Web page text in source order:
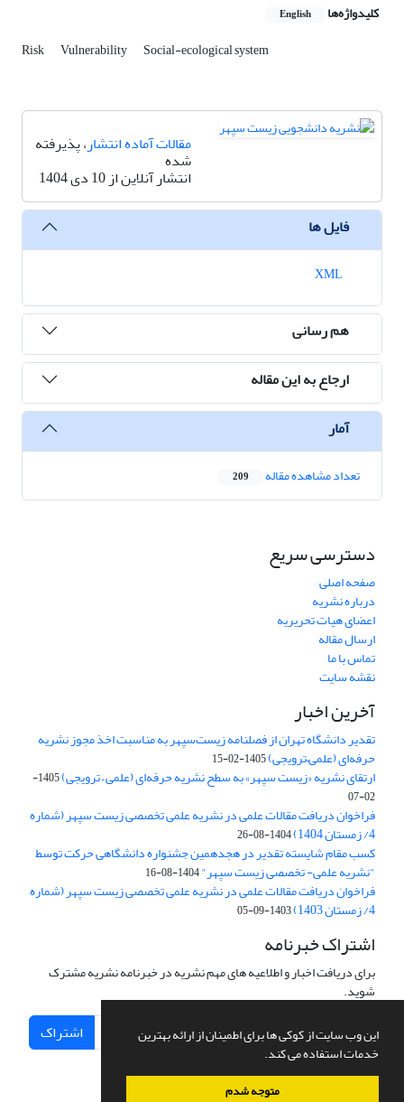
این وب سایت از کوکی ها برای اطمینان از ارائه بهترین
خدمات استفاده می کند.
متوجه شدم
کلیدواژه‌ها English
Risk Vulnerability Social-ecological system
مقالات آماده انتشار، پذیرفته
شده
انتشار آنلاین از 10 دی 1404
فایل ها
هم رسانی
ارجاع به این مقاله
آمار
تعداد مشاهده مقاله 209
دسترسی سریع
صفحه اصلی
درباره نشریه
اعضای هیات تحریریه
ارسال مقاله
تماس با ما
نقشه سایت
آخرین اخبار
تقدیر دانشگاه تهران از فصلنامه زیست‌سپهر به مناسبت اخذ مجوز نشریه
حرفه‌ای (علمی–ترویجی)1405-02-15
ارتقای نشریه «زیست‌ سپهر» به سطح نشریه حرفه‌ای (علمی – ترویجی)
1405-
02-07
فراخوان دریافت مقالات علمی در نشریه علمی تخصصی زیست سپهر (شماره
4/ زمستان 1404) 1404-08-26
کسب مقام شایسته تقدیر در هجدهمین جشنواره دانشگاهی حرکت توسط
"نشریه علمی- تخصصی زیست سپهر"1404-08-16
فراخوان دریافت مقالات علمی در نشریه علمی تخصصی زیست سپهر (شماره
4/ زمستان 1403) 1403-09-05
اشتراک خبرنامه
برای دریافت اخبار و اطلاعیه های مهم نشریه در خبرنامه نشریه مشترک
شوید.
اشتراک